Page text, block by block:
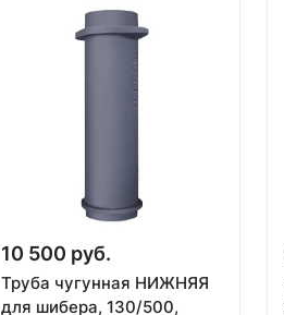
10 500 руб.
Труба чугунная НИЖНЯЯ
для шибера, 130/500,